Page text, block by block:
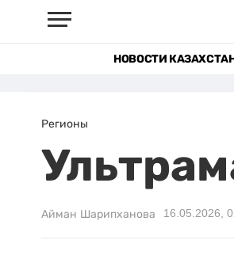
НОВОСТИ
Регионы
Айман Шарипханова 16.05.2026,